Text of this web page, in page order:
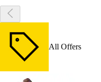
All Offers